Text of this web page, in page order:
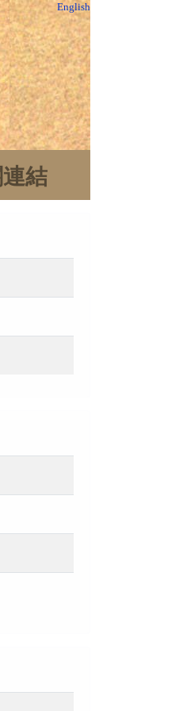
English
結